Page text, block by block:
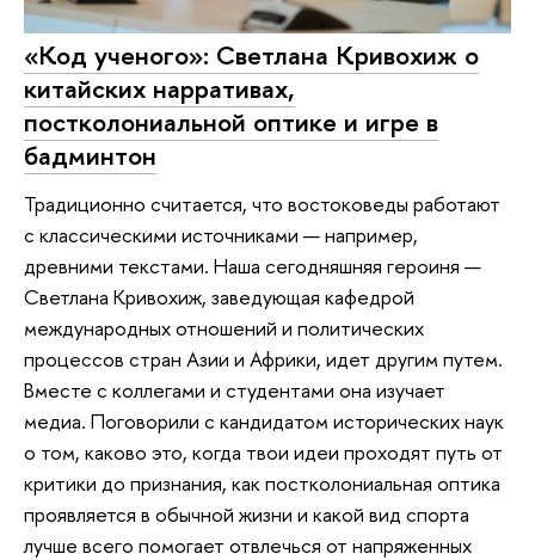
«Код ученого»: Светлана Кривохиж о
китайских нарративах,
постколониальной оптике и игре в
бадминтон
Традиционно считается, что востоковеды работают
с классическими источниками — например,
древними текстами. Наша сегодняшняя героиня —
Светлана Кривохиж, заведующая кафедрой
международных отношений и политических
процессов стран Азии и Африки, идет другим путем.
Вместе с коллегами и студентами она изучает
медиа. Поговорили с кандидатом исторических наук
о том, каково это, когда твои идеи проходят путь от
критики до признания, как постколониальная оптика
проявляется в обычной жизни и какой вид спорта
лучше всего помогает отвлечься от напряженных